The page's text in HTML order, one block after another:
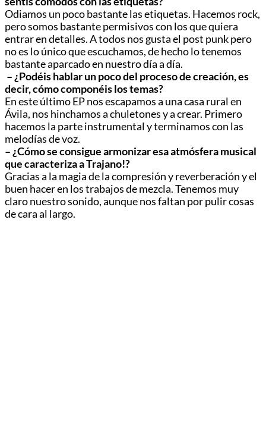
Odiamos un poco bastante las etiquetas. Hacemos rock,
pero somos bastante permisivos con los que quiera
entrar en detalles. A todos nos gusta el post punk pero
no es lo único que escuchamos, de hecho lo tenemos
bastante aparcado en nuestro día a día.
– ¿Podéis hablar un poco del proceso de creación, es
decir, cómo componéis los temas?
En este último EP nos escapamos a una casa rural en
Ávila, nos hinchamos a chuletones y a crear. Primero
hacemos la parte instrumental y terminamos con las
melodías de voz.
– ¿Cómo se consigue armonizar esa atmósfera musical
que caracteriza a Trajano!?
Gracias a la magia de la compresión y reverberación y el
buen hacer en los trabajos de mezcla. Tenemos muy
claro nuestro sonido, aunque nos faltan por pulir cosas
de cara al largo.